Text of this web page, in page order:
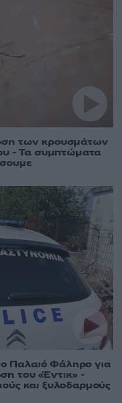
των κρουσμάτων
- Τα συμπτώματα
Παλαιό Φάληρο για
του «Έντικ» -
και ξυλοδαρμούς